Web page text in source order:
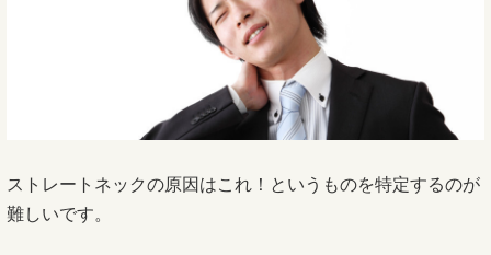
ストレートネックの原因はこれ！というものを特定するのが
難しいです。